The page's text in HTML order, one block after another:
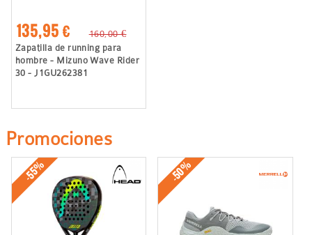
135,95 €
160,00 €
Zapatilla de running para
hombre - Mizuno Wave Rider
30 - J1GU262381
Promociones
-55% -50%